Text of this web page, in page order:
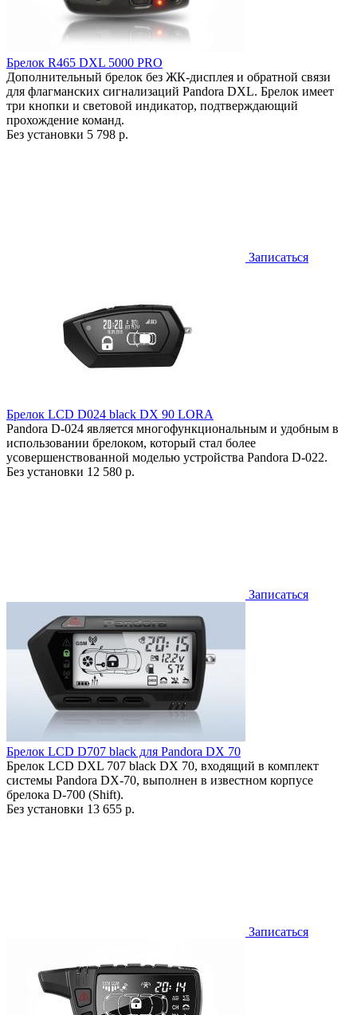
Брелок R465 DXL 5000 PRO
Дополнительный брелок без ЖК-дисплея и обратной связи
для флагманских сигнализаций Pandora DXL. Брелок имеет
три кнопки и световой индикатор, подтверждающий
прохождение команд.
Без установки 5 798 р.
Записаться
Брелок LCD D024 black DX 90 LORA
Pandora D-024 является многофункциональным и удобным в
использовании брелоком, который стал более
усовершенствованной моделью устройства Pandora D-022.
Без установки 12 580 р.
Записаться
Брелок LCD D707 black для Pandora DX 70
Брелок LCD DXL 707 black DX 70, входящий в комплект
системы Pandora DX-70, выполнен в известном корпусе
брелока D-700 (Shift).
Без установки 13 655 р.
Записаться